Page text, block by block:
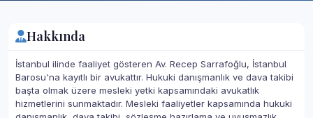
Hakkında
İstanbul ilinde faaliyet gösteren Av. Recep Sarrafoğlu, İstanbul
Barosu'na kayıtlı bir avukattır. Hukuki danışmanlık ve dava takibi
başta olmak üzere mesleki yetki kapsamındaki avukatlık
hizmetlerini sunmaktadır. Mesleki faaliyetler kapsamında hukuki